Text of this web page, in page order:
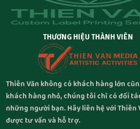
THƯƠNG HIỆU THÀNH VIÊN
Thiên Văn không có khách hàng lớn
khách hàng nhỏ, chúng tôi chỉ có đối
những người bạn. Hãy liên hệ với Thiên
được tư vấn và hỗ trợ.